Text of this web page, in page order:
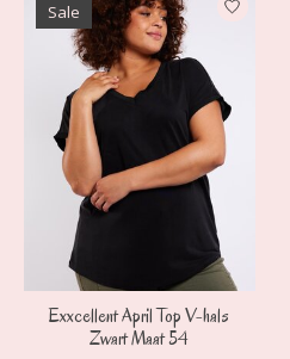
Sale
Exxcellent April Top V-hals
Zwart Maat 54